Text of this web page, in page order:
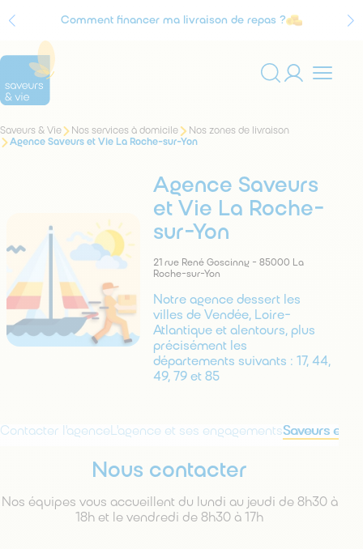
Agrément Service à la personne
Comment financer ma livraison de repas ?
Rechercher
sur
Vous
êtes
Saveurs & Vie Nos services à domicile
Nos zones de livraison
Agence Saveurs et Vie La Roche-sur-Yon
Agence Saveurs
et Vie La Roche-
sur-Yon
21 rue René Goscinny - 85000 La
Roche-sur-Yon
Notre agence dessert les
villes de Vendée, Loire-
Atlantique et alentours, plus
précisément les
départements suivants : 17, 44,
49, 79 et 85
Contacter l'agenceL'agence et ses engagementsSaveurs et
Nous contacter
Nos équipes vous accueillent du lundi au jeudi de 8h30 à
18h et le vendredi de 8h30 à 17h